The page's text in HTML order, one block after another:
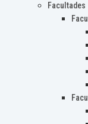
Facultades